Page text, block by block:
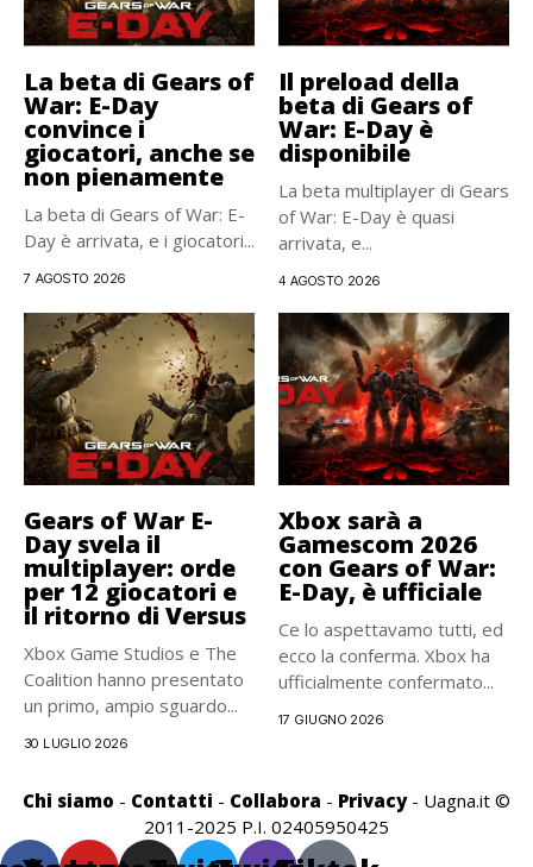
La beta di Gears of
War: E-Day
convince i
giocatori, anche se
non pienamente
La beta di Gears of War: E-
Day è arrivata, e i giocatori...
7 AGOSTO 2026
Il preload della
beta di Gears of
War: E-Day è
disponibile
La beta multiplayer di Gears
of War: E-Day è quasi
arrivata, e...
4 AGOSTO 2026
Gears of War E-
Day svela il
multiplayer: orde
per 12 giocatori e
il ritorno di Versus
Xbox Game Studios e The
Coalition hanno presentato
un primo, ampio sguardo...
30 LUGLIO 2026
Xbox sarà a
Gamescom 2026
con Gears of War:
E-Day, è ufficiale
Ce lo aspettavamo tutti, ed
ecco la conferma. Xbox ha
ufficialmente confermato...
17 GIUGNO 2026
Chi siamo - Contatti - Collabora - Privacy- Uagna.it ©
2011-2025 P.I. 02405950425